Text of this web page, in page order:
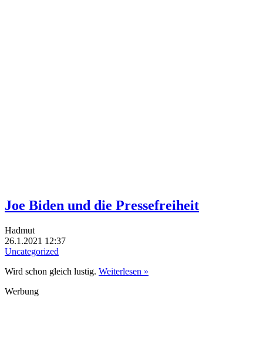
Joe Biden und die Pressefreiheit
Hadmut
26.1.2021 12:37
Uncategorized
Wird schon gleich lustig. Weiterlesen »
Werbung